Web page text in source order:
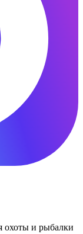
охоты и рыбалки